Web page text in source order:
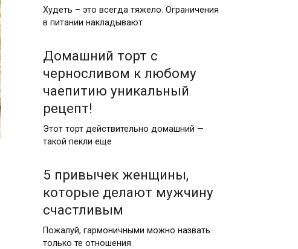
Худеть – это всегда тяжело. Ограничения
в питании накладывают
Домашний торт с
черносливом к любому
чаепитию уникальный
рецепт!
Этот торт действительно домашний —
такой пекли еще
5 привычек женщины,
которые делают мужчину
счастливым
Пожалуй, гармоничными можно назвать
только те отношения